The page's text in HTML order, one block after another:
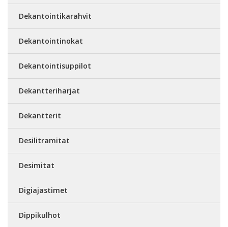
Dekantointikarahvit
Dekantointinokat
Dekantointisuppilot
Dekantteriharjat
Dekantterit
Desilitramitat
Desimitat
Digiajastimet
Dippikulhot